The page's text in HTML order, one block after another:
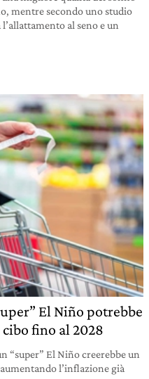
mentre secondo uno studio
al seno e un
El Niño potrebbe
fino al 2028
“super” El Niño creerebbe un
l’inflazione già